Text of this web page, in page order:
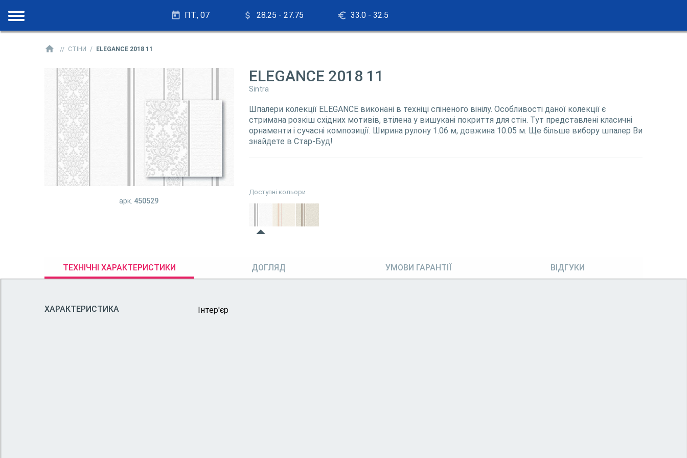
ПТ., 07 28.25 - 27.75 33.0 - 32.5
СТІНИ ELEGANCE 2018 11
арк. 450529
ELEGANCE 2018 11
Sintra
Шпалери колекції ELEGANCE виконані в техніці спіненого вінілу. Особливості даної колекції є
стримана розкіш східних мотивів, втілена у вишукані покриття для стін. Тут представлені класичні
орнаменти і сучасні композиції. Ширина рулону 1.06 м, довжина 10.05 м. Ще більше вибору шпалер Ви
знайдете в Стар-Буд!
Доступні кольори
ТЕХНІЧНІ ХАРАКТЕРИСТИКИ ДОГЛЯД УМОВИ ГАРАНТІЇ ВІДГУКИ
ХАРАКТЕРИСТИКА Інтер'єр